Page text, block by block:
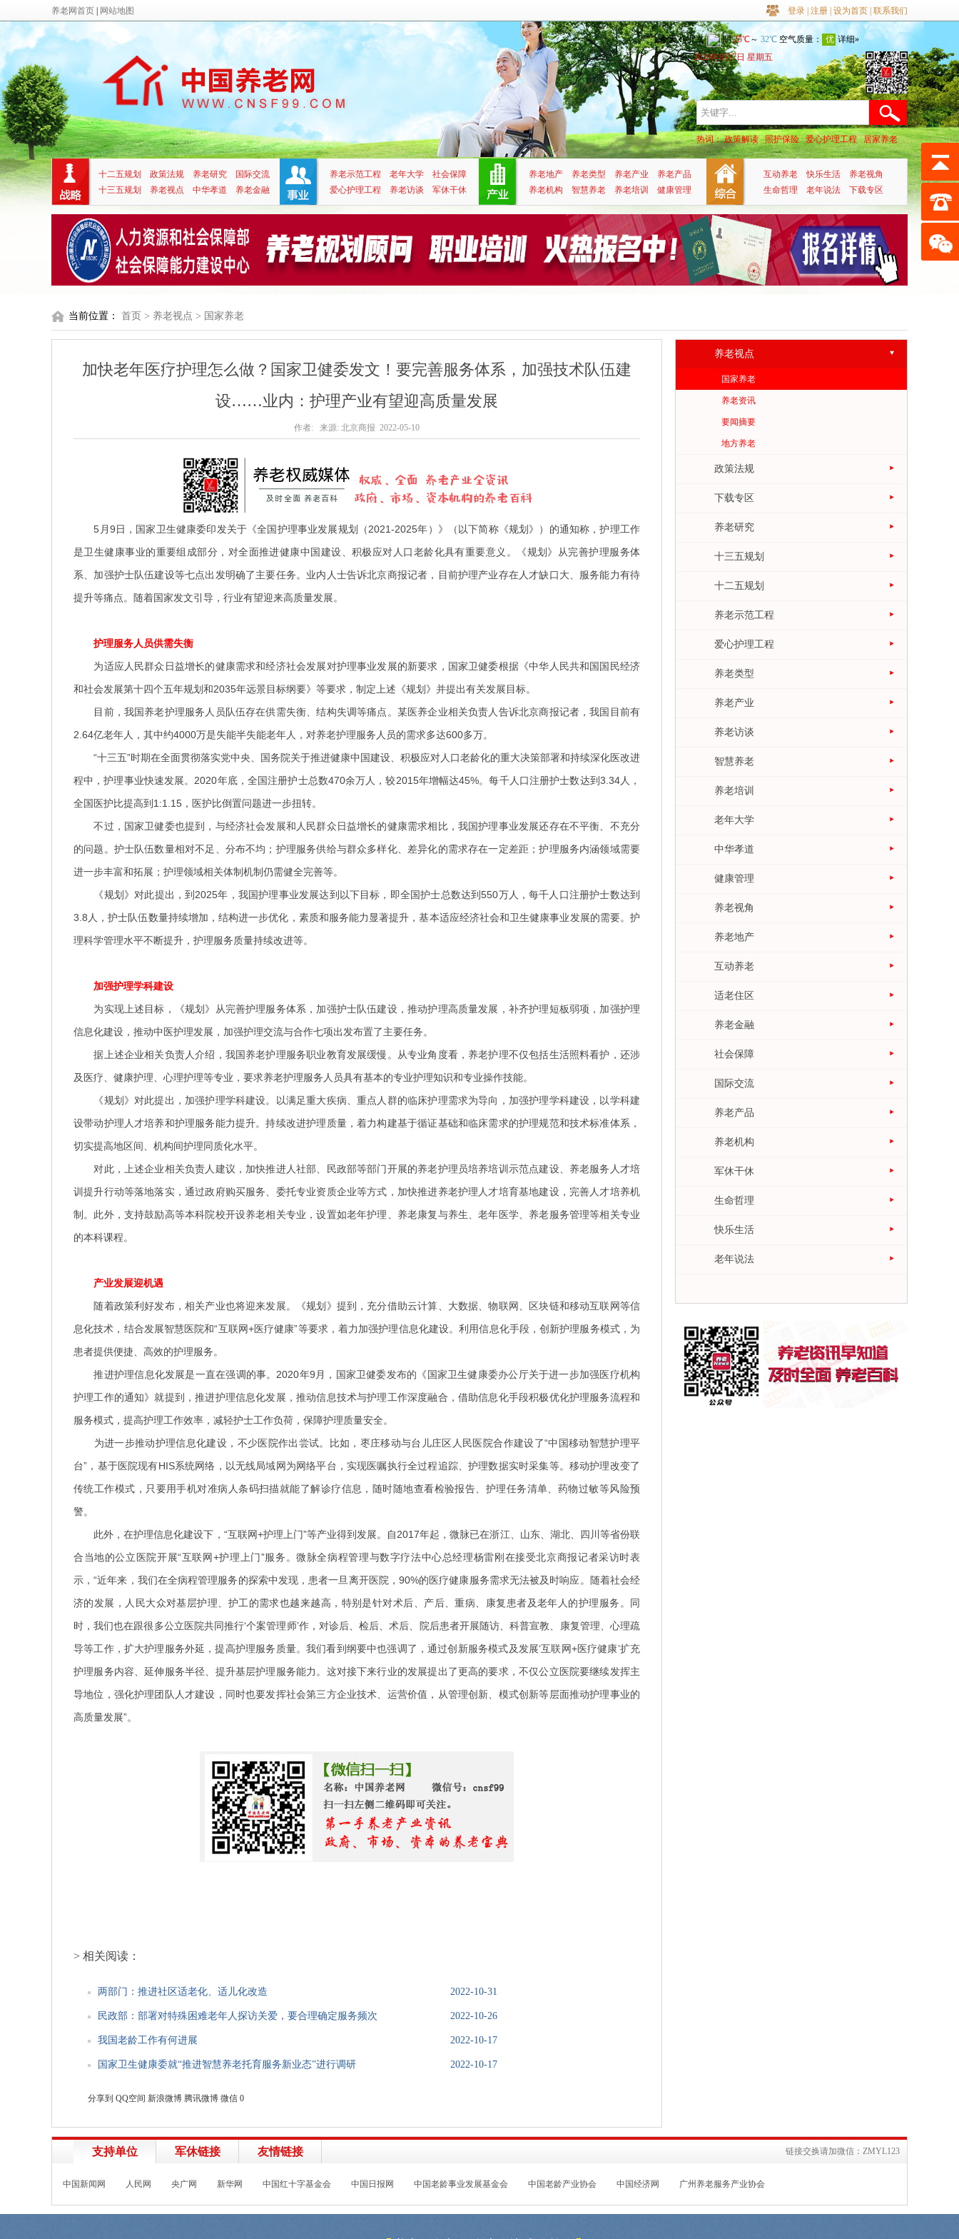
养老网首页 网站地图 登录 注册 设为首页 联系我们
2026年8月7日 星期五
热词：政策解读 照护保险 爱心护理工程 居家养老
公建民营
十二五规划
政策法规 养老研究
国际交流
十三五规划
养老视点 中华孝道 养老金融
养老示范工程 老年大学
社会保障
爱心护理工程
养老访谈 军休干休
养老地产 养老类型 养老产业
养老产品
养老机构
智慧养老 养老培训 健康管理
互动养老 快乐生活
养老视角
生命哲理
老年说法 下载专区
当前位置： 首页 > 养老视点 > 国家养老
加快老年医疗护理怎么做？国家卫健委发文！要完善服务体系，加强技术队伍建
设……业内：护理产业有望迎高质量发展
作者: 来源: 北京商报 2022-05-10
5月9日，国家卫生健康委印发关于《全国护理事业发展规划（2021-2025年）》（以下简称《规划》）的通知称，护理工作
是卫生健康事业的重要组成部分，对全面推进健康中国建设、积极应对人口老龄化具有重要意义。《规划》从完善护理服务体
系、加强护士队伍建设等七点出发明确了主要任务。业内人士告诉北京商报记者，目前护理产业存在人才缺口大、服务能力有待
提升等痛点。随着国家发文引导，行业有望迎来高质量发展。
护理服务人员供需失衡
为适应人民群众日益增长的健康需求和经济社会发展对护理事业发展的新要求，国家卫健委根据《中华人民共和国国民经济
和社会发展第十四个五年规划和2035年远景目标纲要》等要求，制定上述《规划》并提出有关发展目标。
目前，我国养老护理服务人员队伍存在供需失衡、结构失调等痛点。某医养企业相关负责人告诉北京商报记者，我国目前有
2.64亿老年人，其中约4000万是失能半失能老年人，对养老护理服务人员的需求多达600多万。
“十三五”时期在全面贯彻落实党中央、国务院关于推进健康中国建设、积极应对人口老龄化的重大决策部署和持续深化医改进
程中，护理事业快速发展。2020年底，全国注册护士总数470余万人，较2015年增幅达45%。每千人口注册护士数达到3.34人，
全国医护比提高到1:1.15，医护比倒置问题进一步扭转。
不过，国家卫健委也提到，与经济社会发展和人民群众日益增长的健康需求相比，我国护理事业发展还存在不平衡、不充分
的问题。护士队伍数量相对不足、分布不均；护理服务供给与群众多样化、差异化的需求存在一定差距；护理服务内涵领域需要
进一步丰富和拓展；护理领域相关体制机制仍需健全完善等。
《规划》对此提出，到2025年，我国护理事业发展达到以下目标，即全国护士总数达到550万人，每千人口注册护士数达到
3.8人，护士队伍数量持续增加，结构进一步优化，素质和服务能力显著提升，基本适应经济社会和卫生健康事业发展的需要。护
理科学管理水平不断提升，护理服务质量持续改进等。
加强护理学科建设
为实现上述目标，《规划》从完善护理服务体系，加强护士队伍建设，推动护理高质量发展，补齐护理短板弱项，加强护理
信息化建设，推动中医护理发展，加强护理交流与合作七项出发布置了主要任务。
据上述企业相关负责人介绍，我国养老护理服务职业教育发展缓慢。从专业角度看，养老护理不仅包括生活照料看护，还涉
及医疗、健康护理、心理护理等专业，要求养老护理服务人员具有基本的专业护理知识和专业操作技能。
《规划》对此提出，加强护理学科建设。以满足重大疾病、重点人群的临床护理需求为导向，加强护理学科建设，以学科建
设带动护理人才培养和护理服务能力提升。持续改进护理质量，着力构建基于循证基础和临床需求的护理规范和技术标准体系，
切实提高地区间、机构间护理同质化水平。
对此，上述企业相关负责人建议，加快推进人社部、民政部等部门开展的养老护理员培养培训示范点建设、养老服务人才培
训提升行动等落地落实，通过政府购买服务、委托专业资质企业等方式，加快推进养老护理人才培育基地建设，完善人才培养机
制。此外，支持鼓励高等本科院校开设养老相关专业，设置如老年护理、养老康复与养生、老年医学、养老服务管理等相关专业
的本科课程。
产业发展迎机遇
随着政策利好发布，相关产业也将迎来发展。《规划》提到，充分借助云计算、大数据、物联网、区块链和移动互联网等信
息化技术，结合发展智慧医院和“互联网+医疗健康”等要求，着力加强护理信息化建设。利用信息化手段，创新护理服务模式，为
患者提供便捷、高效的护理服务。
推进护理信息化发展是一直在强调的事。2020年9月，国家卫健委发布的《国家卫生健康委办公厅关于进一步加强医疗机构
护理工作的通知》就提到，推进护理信息化发展，推动信息技术与护理工作深度融合，借助信息化手段积极优化护理服务流程和
服务模式，提高护理工作效率，减轻护士工作负荷，保障护理质量安全。
为进一步推动护理信息化建设，不少医院作出尝试。比如，枣庄移动与台儿庄区人民医院合作建设了“中国移动智慧护理平
台”，基于医院现有HIS系统网络，以无线局域网为网络平台，实现医嘱执行全过程追踪、护理数据实时采集等。移动护理改变了
传统工作模式，只要用手机对准病人条码扫描就能了解诊疗信息，随时随地查看检验报告、护理任务清单、药物过敏等风险预
警。
此外，在护理信息化建设下，“互联网+护理上门”等产业得到发展。自2017年起，微脉已在浙江、山东、湖北、四川等省份联
合当地的公立医院开展“互联网+护理上门”服务。微脉全病程管理与数字疗法中心总经理杨雷刚在接受北京商报记者采访时表
示，“近年来，我们在全病程管理服务的探索中发现，患者一旦离开医院，90%的医疗健康服务需求无法被及时响应。随着社会经
济的发展，人民大众对基层护理、护工的需求也越来越高，特别是针对术后、产后、重病、康复患者及老年人的护理服务。同
时，我们也在跟很多公立医院共同推行‘个案管理师’作，对诊后、检后、术后、院后患者开展随访、科普宣教、康复管理、心理疏
导等工作，扩大护理服务外延，提高护理服务质量。我们看到纲要中也强调了，通过创新服务模式及发展‘互联网+医疗健康’扩充
护理服务内容、延伸服务半径、提升基层护理服务能力。这对接下来行业的发展提出了更高的要求，不仅公立医院要继续发挥主
导地位，强化护理团队人才建设，同时也要发挥社会第三方企业技术、运营价值，从管理创新、模式创新等层面推动护理事业的
高质量发展”。
> 相关阅读：
2022-10-31
两部门：推进社区适老化、适儿化改造
2022-10-26
民政部：部署对特殊困难老年人探访关爱，要合理确定服务频次
2022-10-17
我国老龄工作有何进展
2022-10-17
国家卫生健康委就“推进智慧养老托育服务新业态”进行调研
分享到 QQ空间 新浪微博 腾讯微博 微信 0
养老视点
国家养老
养老资讯
要闻摘要
地方养老
政策法规
下载专区
养老研究
十三五规划
十二五规划
养老示范工程
爱心护理工程
养老类型
养老产业
养老访谈
智慧养老
养老培训
老年大学
中华孝道
健康管理
养老视角
养老地产
互动养老
适老住区
养老金融
社会保障
国际交流
养老产品
养老机构
军休干休
生命哲理
快乐生活
老年说法
支持单位 军休链接 友情链接 链接交换请加微信：ZMYL123
中国新闻网 人民网 央广网 新华网 中国红十字基金会 中国日报网 中国老龄事业发展基金会 中国老龄产业协会 中国经济网 广州养老服务产业协会